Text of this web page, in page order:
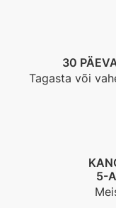
30
Tagasta või
5-